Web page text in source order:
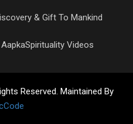
& Gift To Mankind
Spirituality Videos
Reserved. Maintained By